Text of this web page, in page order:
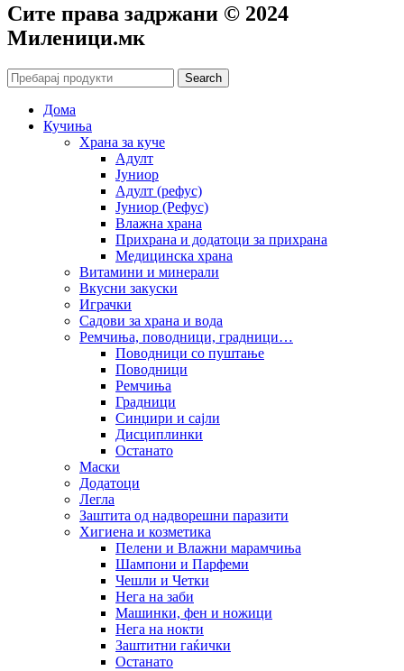
Сите права задржани © 2024
Mиленици.мк
Search
Дома
Кучиња
Храна за куче
Адулт
Јуниор
Адулт (рефус)
Јуниор (Рефус)
Влажна храна
Прихрана и додатоци за прихрана
Медицинска храна
Витамини и минерали
Вкусни закуски
Играчки
Садови за храна и вода
Ремчиња, поводници, градници…
Поводници со пуштање
Поводници
Ремчиња
Градници
Синџири и сајли
Дисциплинки
Останато
Маски
Додатоци
Легла
Заштита од надворешни паразити
Хигиена и козметика
Пелени и Влажни марамчиња
Шампони и Парфеми
Чешли и Четки
Нега на заби
Машинки, фен и ножици
Нега на нокти
Заштитни гаќички
Останато